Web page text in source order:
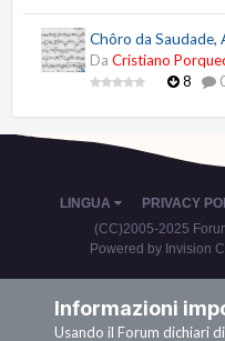
Chôro da
Da Cristiano
8
LINGUA PRIVACY
(CC)2005-2025
Powered by Invision
Informazioni
Usando il Forum dichiari